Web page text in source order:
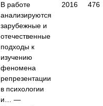
В работе
анализируются
зарубежные и
отечественные
подходы к
изучению
феномена
репрезентации
в психологии
и… —
2016 476